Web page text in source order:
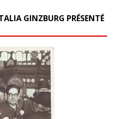
GINZBURG PRÉSENTÉ